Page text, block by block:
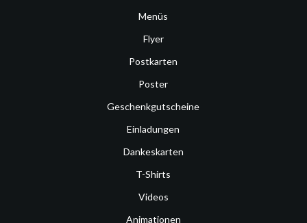
Menüs
Flyer
Postkarten
Poster
Geschenkgutscheine
Einladungen
Dankeskarten
T-Shirts
Videos
Animationen